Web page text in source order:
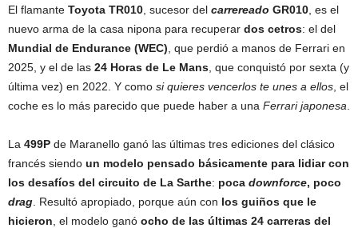
El flamante Toyota TR010 , sucesor del carrereado GR010 , es el
nuevo arma de la casa nipona para recuperar dos cetros: el del
Mundial de Endurance (WEC) , que perdió a manos de Ferrari en
2025, y el de las 24 Horas de Le Mans , que conquistó por sexta (y
última vez) en 2022. Y como si quieres vencerlos te unes a ellos , el
coche es lo más parecido que puede haber a una Ferrari japonesa
La 499P de Maranello ganó las últimas tres ediciones del clásico
francés siendo un modelo pensado básicamente para lidiar con
los desafíos del circuito de La Sarthe: poca downforce, poco
drag . Resultó apropiado, porque aún con los guiños que le
hicieron , el modelo ganó ocho de las últimas 24 carreras del